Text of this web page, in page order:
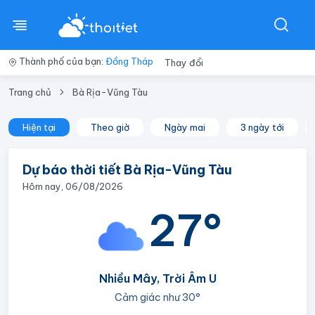
Thành phố của bạn: Đồng Tháp Thay đổi
Trang chủ Bà Rịa-Vũng Tàu
Hiện tại Theo giờ Ngày mai 3 ngày tới
Dự báo thời tiết Bà Rịa-Vũng Tàu
Hôm nay, 06/08/2026
27°
Nhiều Mây, Trời Âm U
Cảm giác như30°